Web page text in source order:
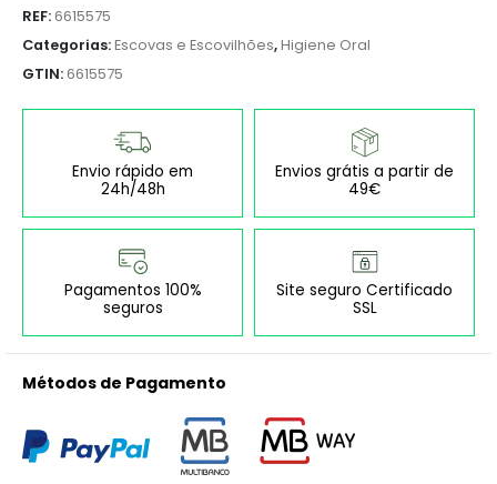
REF:6615575
Categorias:Escovas e Escovilhões,Higiene Oral
GTIN:6615575
Envio rápido em
24h/48h
Envios grátis a partir de
49€
Pagamentos 100%
seguros
Site seguro Certificado
SSL
Métodos de Pagamento